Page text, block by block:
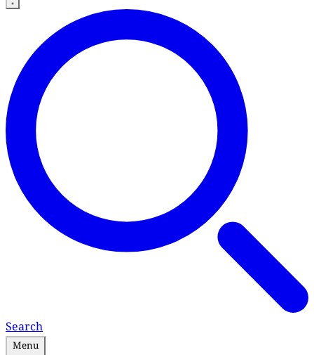
Search
Menu